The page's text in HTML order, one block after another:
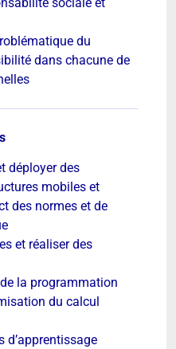
du
dans chacune de
déployer des
mobiles et
des normes et de
et réaliser des
la programmation
du calcul
d’apprentissage